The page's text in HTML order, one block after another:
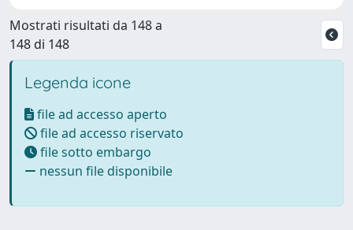
Mostrati risultati da 148 a
148 di 148
Legenda icone
file ad accesso aperto
file ad accesso riservato
file sotto embargo
nessun file disponibile